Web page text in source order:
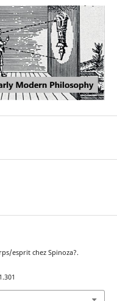
esprit chez Spinoza?.